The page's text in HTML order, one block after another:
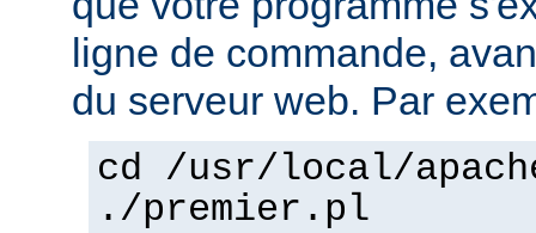
ligne de commande,
du serveur web. Par
cd /usr/local/
./premier.pl